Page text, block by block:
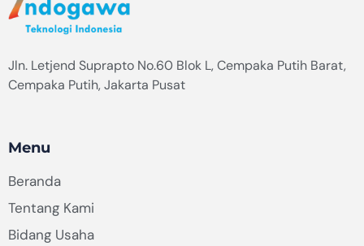
Jln. Letjend Suprapto No.60 Blok L, Cempaka Putih Barat,
Cempaka Putih, Jakarta Pusat
Menu
Beranda
Tentang Kami
Bidang Usaha